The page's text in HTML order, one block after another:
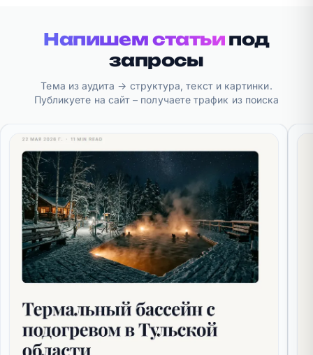
Напишем статьи под
запросы
Тема из аудита → структура, текст и картинки.
Публикуете на сайт – получаете трафик из поиска